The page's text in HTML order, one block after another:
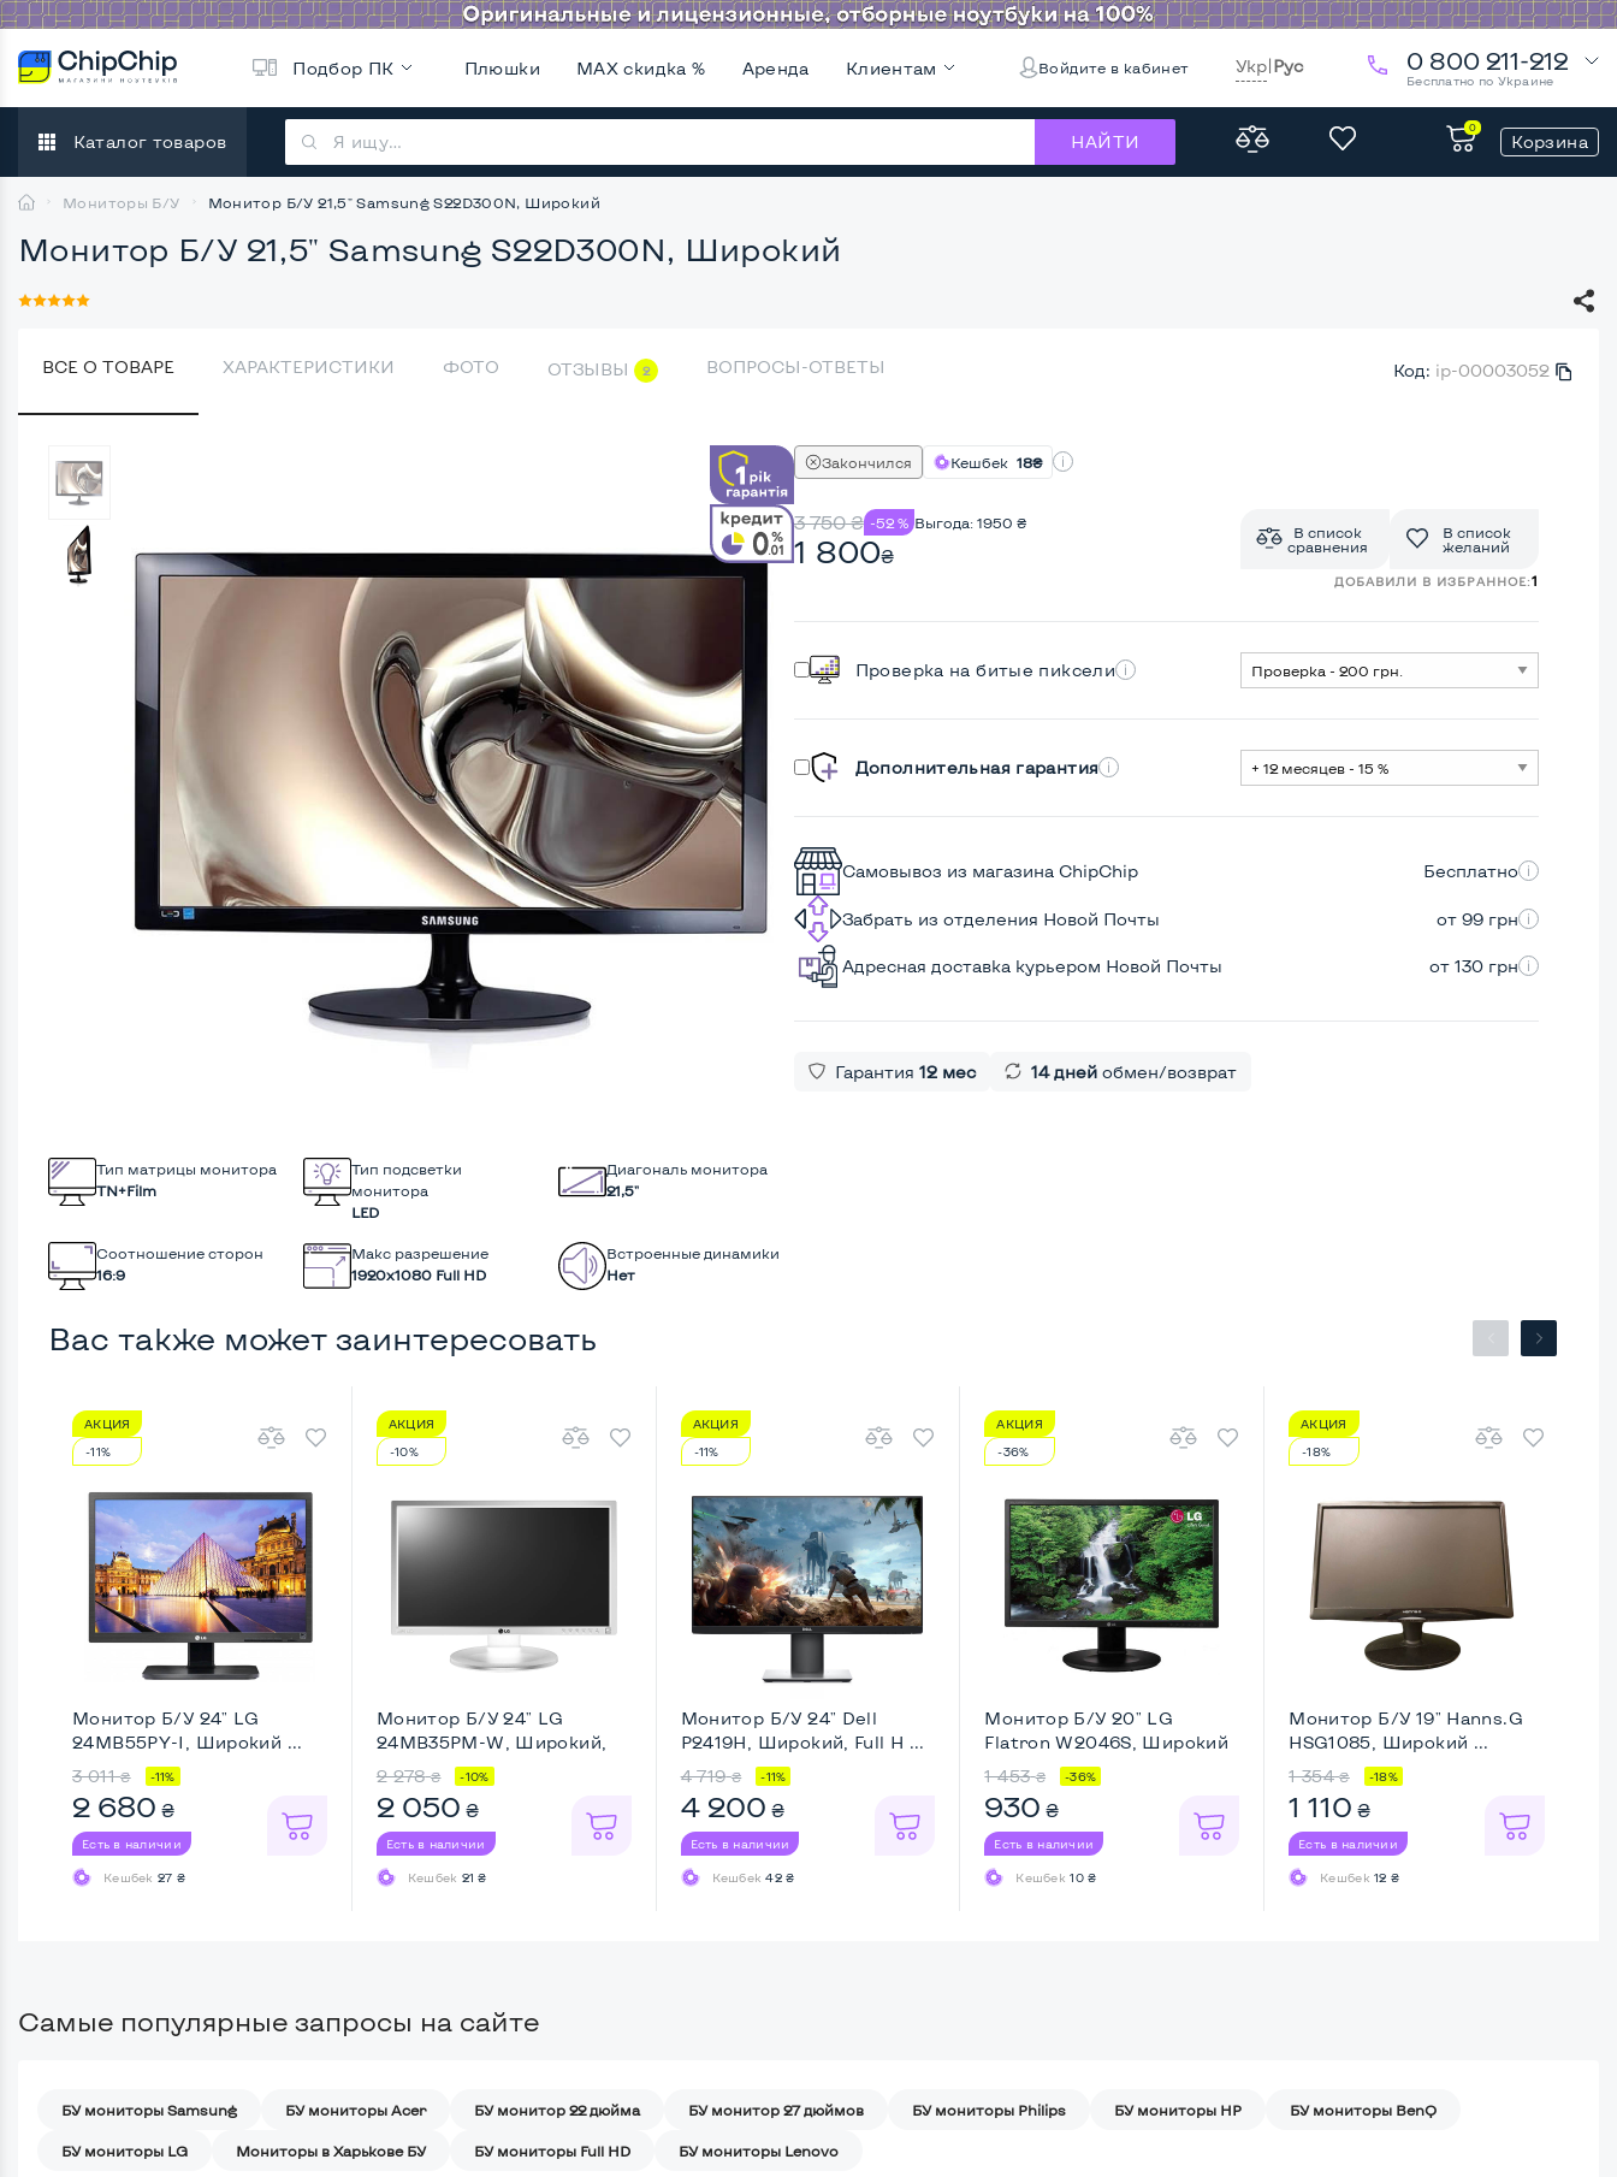
Подбор ПК Плюшки MAX скидка % Аренда Клиентам Войдите в кабинет Укр|Рус 0 800 211-212
Бесплатно по Украине
Каталог товаров НАЙТИ
0
Корзина
Мониторы Б/У Монитор Б/У 21,5" Samsung S22D300N, Широкий
Монитор Б/У 21,5" Samsung S22D300N, Широкий
ВСЕ О ТОВАРЕ ХАРАКТЕРИСТИКИ ФОТО ОТЗЫВЫ 2 ВОПРОСЫ-ОТВЕТЫ Код: ip-00003052
Тип матрицы монитора
TN+Film
Тип подсветки
монитора
LED
Диагональ монитора
21,5"
Соотношение сторон
16:9
Макс разрешение
1920x1080 Full HD
Встроенные динамики
Нет
Закончился Кешбек 18₴
3 750₴ -52 % Выгода: 1950 ₴
1 800₴
В список
сравнения
В список
желаний
ДОБАВИЛИ В ИЗБРАННОЕ:1
Проверка на битые пиксели
Дополнительная гарантия
Самовывоз из магазина ChipChip Бесплатно
Забрать из отделения Новой Почты от 99 грн
Адресная доставка курьером Новой Почты от 130 грн
Гарантия 12 мес 14 днейобмен/возврат
Вас также может заинтересовать
АКЦИЯ
-11%
Монитор Б/У 24" LG
24MB55PY-I, Широкий ...
3 011 ₴ -11%
2 680 ₴
Есть в наличии
Кешбек 27 ₴
АКЦИЯ
-10%
Монитор Б/У 24" LG
24MB35PM-W, Широкий,
Full ...
2 278 ₴ -10%
2 050 ₴
Есть в наличии
Кешбек 21 ₴
АКЦИЯ
-11%
Монитор Б/У 24" Dell
P2419H, Широкий, Full H ...
4 719 ₴ -11%
4 200 ₴
Есть в наличии
Кешбек42 ₴
АКЦИЯ
-36%
Монитор Б/У 20" LG
Flatron W2046S, Широкий
...
1 453 ₴ -36%
930 ₴
Есть в наличии
Кешбек10 ₴
АКЦИЯ
-18%
Монитор Б/У 19" Hanns.G
HSG1085, Широкий ...
1 354 ₴ -18%
1 110 ₴
Есть в наличии
Кешбек12 ₴
Самые популярные запросы на сайте
БУ мониторы Samsung БУ мониторы Acer БУ монитор 22 дюйма БУ монитор 27 дюймов БУ мониторы Philips БУ мониторы HP БУ мониторы BenQ
БУ мониторы LG Мониторы в Харькове БУ БУ мониторы Full HD БУ мониторы Lenovo